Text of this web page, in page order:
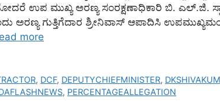
ಉಪ ಮುಖ್ಯ ಅರಣ್ಯ ಸಂರಕ್ಷಣಾಧಿಕಾರಿ ಬಿ. ಎಲ್‌.ಜಿ.
ಎಂದು ಅರಣ್ಯ ಗುತ್ತಿಗೆದಾರ ಶ್ರೀನಿವಾಸ್‌ ಆಪಾದಿಸಿ
more
, DCF, DEPUTYCHIEFMINISTER,
, PERCENTAGEALLEGATION